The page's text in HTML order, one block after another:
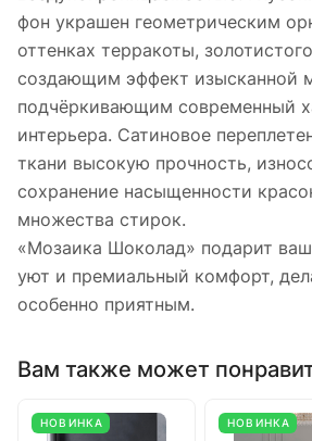
фон украшен геометрическим
оттенках терракоты,
создающим эффект изысканной
подчёркивающим современный
интерьера. Сатиновое
ткани высокую прочность,
сохранение насыщенности
множества стирок.
«Мозаика Шоколад» подарит
уют и премиальный комфорт,
особенно приятным.
Вам также может
НОВИНКА НОВИНКА